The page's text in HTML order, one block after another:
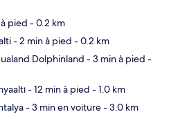
pied - 0.2 km
- 2 min à pied - 0.2 km
Dolphinland - 3 min à pied -
- 12 min à pied - 1.0 km
- 3 min en voiture- 3.0 km